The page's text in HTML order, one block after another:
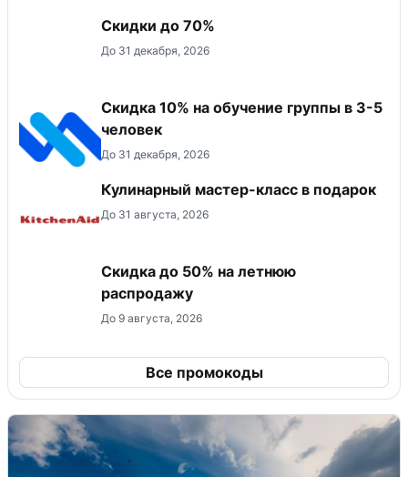
Скидки до 70%
До 31 декабря, 2026
Скидка 10% на обучение группы в 3-5
человек
До 31 декабря, 2026
Кулинарный мастер-класс в подарок
До 31 августа, 2026
Скидка до 50% на летнюю
распродажу
До 9 августа, 2026
Все промокоды